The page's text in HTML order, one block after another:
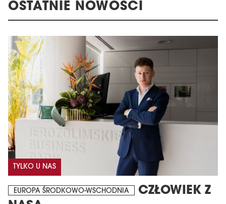
OSTATNIE NOWOŚCI
TYLKO U NAS
EUROPA ŚRODKOWO-WSCHODNIA
CZŁOWIEK Z